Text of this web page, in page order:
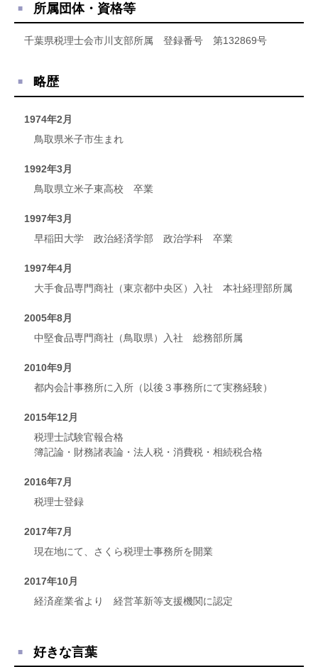
所属団体・資格等
千葉県税理士会市川支部所属 登録番号 第132869号
略歴
1974年2月
鳥取県米子市生まれ
1992年3月
鳥取県立米子東高校 卒業
1997年3月
早稲田大学 政治経済学部 政治学科 卒業
1997年4月
大手食品専門商社（東京都中央区）入社 本社経理部所属
2005年8月
中堅食品専門商社（鳥取県）入社 総務部所属
2010年9月
都内会計事務所に入所（以後３事務所にて実務経験）
2015年12月
税理士試験官報合格
簿記論・財務諸表論・法人税・消費税・相続税合格
2016年7月
税理士登録
2017年7月
現在地にて、さくら税理士事務所を開業
2017年10月
経済産業省より 経営革新等支援機関に認定
好きな言葉